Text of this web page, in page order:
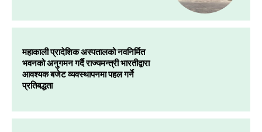
महाकाली प्रादेशिक अस्पतालको नवनिर्मित
भवनको अनुगमन गर्दै राज्यमन्त्री भारतीद्वारा
आवश्यक बजेट व्यवस्थापनमा पहल गर्ने
प्रतिबद्धता